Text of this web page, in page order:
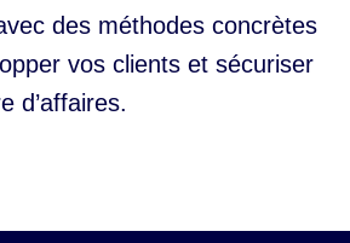
des méthodes concrètes
vos clients et sécuriser
d’affaires.